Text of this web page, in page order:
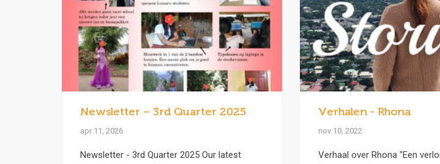
Newsletter – 3rd Quarter 2025
apr 11, 2026
Newsletter - 3rd Quarter 2025 Our latest
Verhalen - Rhona
nov 10, 2022
Verhaal over Rhona "Een